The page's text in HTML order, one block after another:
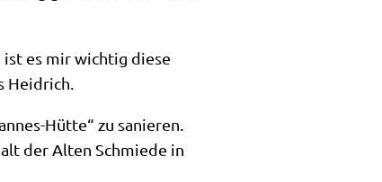
ist es mir wichtig diese
Heidrich.
Hütte“ zu sanieren.
der Alten Schmiede in